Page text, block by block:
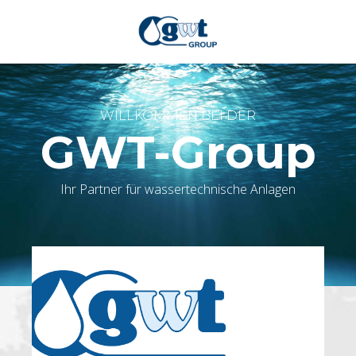
WILLKOMMEN BEI DER
GWT-Group
Ihr Partner für wassertechnische Anlagen